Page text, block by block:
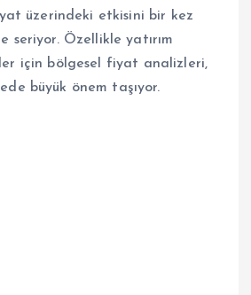
üzerindeki etkisini bir kez
seriyor. Özellikle yatırım
için bölgesel fiyat analizleri,
büyük önem taşıyor.